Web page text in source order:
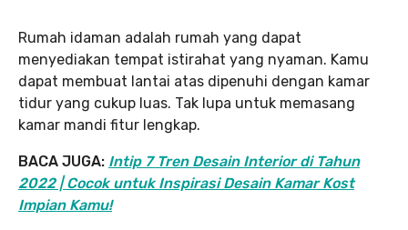
Rumah idaman adalah rumah yang dapat
menyediakan tempat istirahat yang nyaman. Kamu
dapat membuat lantai atas dipenuhi dengan kamar
tidur yang cukup luas. Tak lupa untuk memasang
kamar mandi fitur lengkap.
BACA JUGA: Intip 7 Tren Desain Interior di Tahun
2022 | Cocok untuk Inspirasi Desain Kamar Kost
Impian Kamu!